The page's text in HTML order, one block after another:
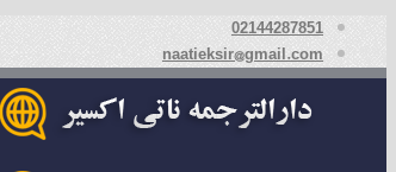
02144287851
naatieksir@gmail.com